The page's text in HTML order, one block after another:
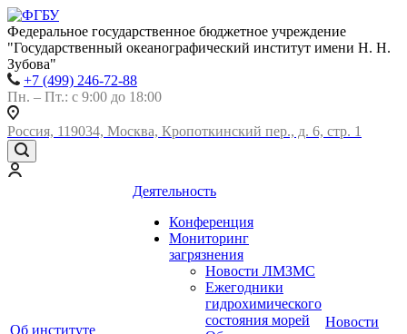
Федеральное государственное бюджетное учреждение
"Государственный океанографический институт имени Н. Н.
Зубова"
+7 (499) 246-72-88
Пн. – Пт.: с 9:00 до 18:00
Россия, 119034, Москва, Кропоткинский пер., д. 6, стр. 1
Об институте
Деятельность
Конференция
Мониторинг
загрязнения
Новости ЛМЗМС
Ежегодники
гидрохимического
состояния морей
Новости